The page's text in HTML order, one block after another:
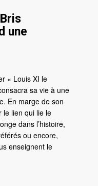
une
« Louis XI le
sa vie à une
En marge de son
le lien qui lie le
dans l’histoire,
ou encore,
enseignent le